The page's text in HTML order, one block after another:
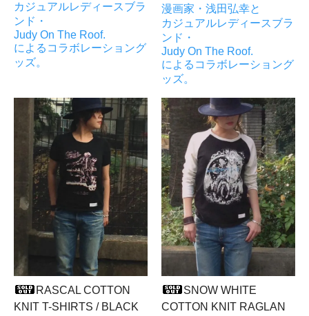
カジュアルレディースブラ
ンド・
Judy On The Roof.
によるコラボレーショング
ッズ。
漫画家・浅田弘幸と
カジュアルレディースブラ
ンド・
Judy On The Roof.
によるコラボレーショング
ッズ。
RASCAL COTTON
KNIT T-SHIRTS / BLACK
SNOW WHITE
COTTON KNIT RAGLAN